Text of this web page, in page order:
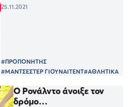
25.11.2021
#ΠΡΟΠΟΝΗΤΗΣ
#ΜΑΝΤΣΕΣΤΕΡ ΓΙΟΥΝΑΙΤΕΝΤ#ΑΘΛΗΤΙΚΑ
Ο Ρονάλντο άνοιξε τον
δρόμο…